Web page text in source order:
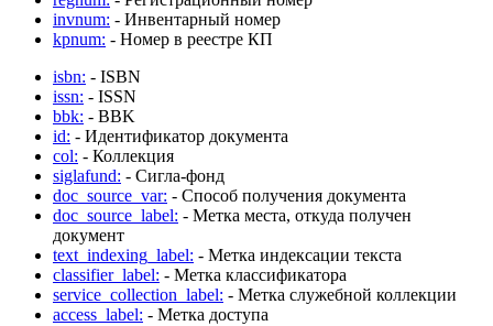
invnum: - Инвентарный номер
kpnum: - Номер в реестре КП
isbn: - ISBN
issn: - ISSN
bbk: - BBK
id: - Идентификатор документа
col: - Коллекция
siglafund: - Сигла-фонд
doc_source_var: - Способ получения документа
doc_source_label: - Метка места, откуда получен
документ
text_indexing_label: - Метка индексации текста
classifier_label: - Метка классификатора
service_collection_label: - Метка служебной коллекции
access_label: - Метка доступа